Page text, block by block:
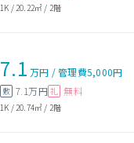
1K / 20.22㎡ / 2階
7.1 万円 /管理費5,000円
敷 7.1万円 礼 無料
1K / 20.74㎡ / 2階